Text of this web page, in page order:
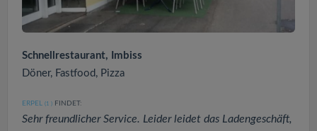
Schnellrestaurant, Imbiss
Döner, Fastfood, Pizza
ERPEL (1 ) FINDET:
Sehr freundlicher Service. Leider leidet das Ladengeschäft,